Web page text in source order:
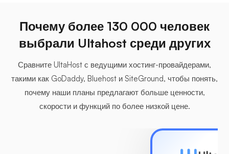
Почему более 130 000 человек
выбрали Ultahost среди других
Сравните UltaHost с ведущими хостинг-провайдерами,
такими как GoDaddy, Bluehost и SiteGround, чтобы понять,
почему наши планы предлагают больше ценности,
скорости и функций по более низкой цене.